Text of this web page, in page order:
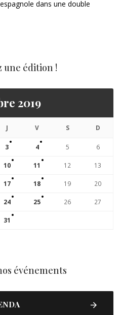
dans une double
une édition !
2019
J V S D
3 4 5 6
10 11 12 13
17 18 19 20
24 25 26 27
31
événements